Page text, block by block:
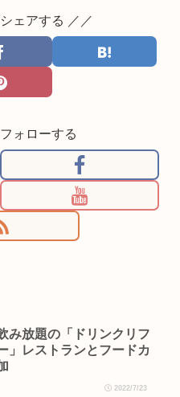
ェアする ／／
ォローする
み放題の「ドリンクリフ
」レストランとフードカ
2022/7/23